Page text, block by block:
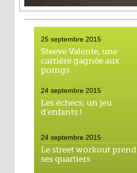
25 septembre 2015
Steeve Valente, une
carrière gagnée aux
poings
24 septembre 2015
Les échecs, un jeu
d'enfants !
24 septembre 2015
Le street workout prend
ses quartiers